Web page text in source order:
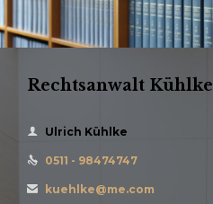
Rechtsanwalt Kühlke
 Ulrich Kühlke
 0511 - 98474747
 kuehlke@me.com